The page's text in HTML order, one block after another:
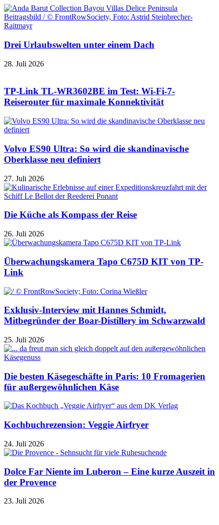
Drei Urlaubswelten unter einem Dach
28. Juli 2026
TP-Link TL-WR3602BE im Test: Wi-Fi-7-
Reiserouter für maximale Konnektivität
Volvo ES90 Ultra: So wird die skandinavische
Oberklasse neu definiert
27. Juli 2026
Die Küche als Kompass der Reise
26. Juli 2026
Überwachungskamera Tapo C675D KIT von TP-
Link
Exklusiv-Interview mit Hannes Schmidt,
Mitbegründer der Boar-Distillery im Schwarzwald
25. Juli 2026
Die besten Käsegeschäfte in Paris: 10 Fromagerien
für außergewöhnlichen Käse
Kochbuchrezension: Veggie Airfryer
24. Juli 2026
Dolce Far Niente im Luberon – Eine kurze Auszeit in
der Provence
23. Juli 2026